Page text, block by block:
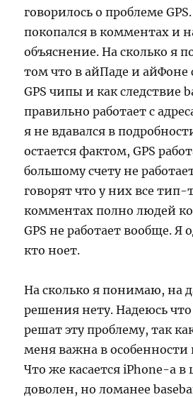
говорилось о проблеме
покопался в комментах и
объяснение. На сколько я
том что в айПаде и айФоне
GPS чипы и как следствие
правильно работает с
я не вдавался в
остается фактом, GPS
большому счету не
говорят что у них все тип-
комментах полно людей
GPS не работает вообще. Я
кто ноет.
На сколько я понимаю, на
решения нету. Надеюсь что
решат эту проблему, так
меня важна в особенности
Что же касается iPhone-а в
доволен, но ломанее